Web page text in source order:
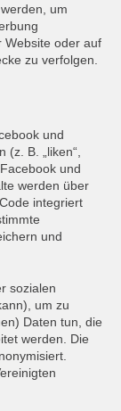
um
Website oder auf
zu verfolgen.
und
B. „liken“,
und
werden über
integriert
und
sozialen
um zu
Daten tun, die
werden. Die